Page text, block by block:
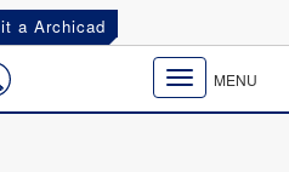
a Archicad
Toggle
navigation
MENU